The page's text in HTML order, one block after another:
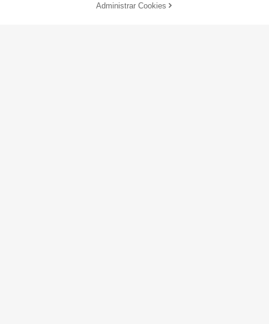
¡32% DE DESCUENTO! AÑADIR A LA BOLSA
Administrar Cookies